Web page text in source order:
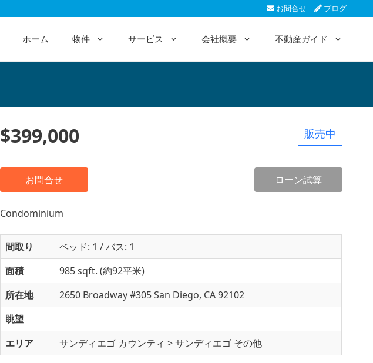
お問合せ ブログ
ホーム 物件 サービス 会社概要 不動産ガイド
$399,000 販売中
お問合せ ローン試算
Condominium
間取り
ベッド: 1 / バス: 1
面積
985 sqft. (約92平米)
所在地
2650 Broadway #305 San Diego, CA 92102
眺望
エリア
サンディエゴ カウンティ > サンディエゴ その他